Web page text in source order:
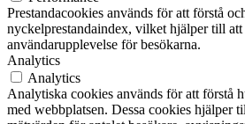
Prestandacookies används för att förstå
nyckelprestandaindex, vilket hjälper till att
användarupplevelse för besökarna.
Analytics
Analytics
Analytiska cookies används för att förstå
med webbplatsen. Dessa cookies hjälper